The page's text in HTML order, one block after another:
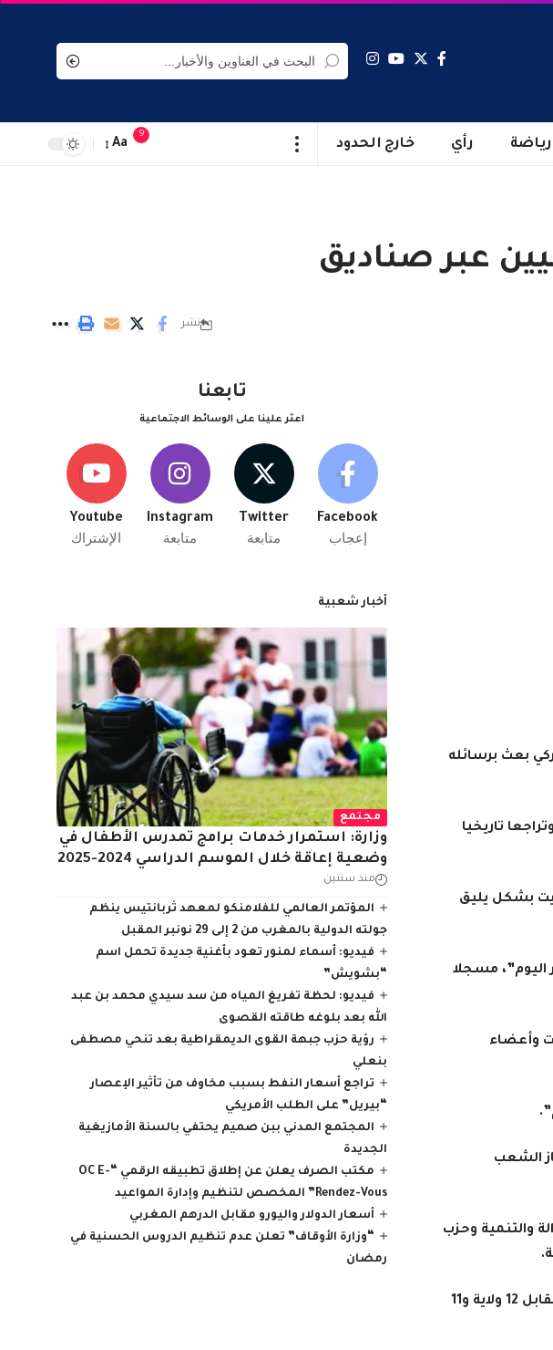
رياضة رأي خارج الحدود
9
Aa
عبر صناديق
نشر
إن “الشعب التركي بعث برسائله
تاريخيا
بشكل يليق
اليوم”، مسجلا
وأعضاء
الشعب
والتنمية وحزب
ويتقدم حزب الشعب الجمهوري، بصفة مؤقتة، في 21 ولاية و15 بلدية كبرى و339 منطقة، مقابل 12 ولاية و11
تابعنا
اعثر علينا على الوسائط الاجتماعية
Facebook
إعجاب
Twitter
متابعة
Instagram
متابعة
Youtube
الإشتراك
أخبار شعبية
مجتمع
وزارة: استمرار خدمات برامج تمدرس الأطفال في
وضعية إعاقة خلال الموسم الدراسي 2024-2025
منذ سنتين
المؤتمر العالمي للفلامنكو لمعهد ثربانتيس ينظم
جولته الدولية بالمغرب من 2 إلى 29 نونبر المقبل
فيديو: أسماء لمنور تعود بأغنية جديدة تحمل اسم
“بشويش”
فيديو: لحظة تفريغ المياه من سد سيدي محمد بن عبد
الله بعد بلوغه طاقته القصوى
رؤية حزب جبهة القوى الديمقراطية بعد تنحي مصطفى
بنعلي
تراجع أسعار النفط بسبب مخاوف من تأثير الإعصار
“بيريل” على الطلب الأمريكي
المجتمع المدني ببن صميم يحتفي بالسنة الأمازيغية
الجديدة
مكتب الصرف يعلن عن إطلاق تطبيقه الرقمي “OC E-
Rendez-Vous” المخصص لتنظيم وإدارة المواعيد
أسعار الدولار واليورو مقابل الدرهم المغربي
“وزارة الأوقاف” تعلن عدم تنظيم الدروس الحسنية في
رمضان